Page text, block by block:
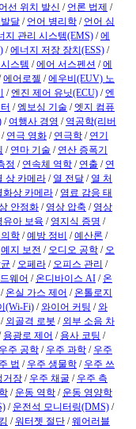
어선 위치 발신 / 언론 법제 /
달 / 언어 병리학 / 언어 심
지 관리 시스템(EMS) /에
/에너지 저장 장치(ESS) /
스템 /에어 서스펜션 /에
에어로젤 /에우비(EUV) 노
/엔진 제어 유닛(ECU) /엔
/엠보싱 기술 /엣지 컴퓨
/ 여행사 경영 / 역공학(리버
/ 연극 영화 / 연극학 / 연기
/ 연마 기술 / 연산 증폭기
정 / 연속체 역학 / 연출 / 연
상 카메라 / 열 전달 / 열 처
화상 카메라 / 염료 감응 태
안정화 / 영상 압축 / 영상
유아 보육 / 영지식 증명 /
학 /예방 정비 /예산론 /
예지 보전 / 오디오 공학 / 오
/ 오페라 / 오피스 관리 /
웨어 / 온디바이스 AI / 온
/ 온실 가스 제어 / 온톨로지
(Wi-Fi) /와이어 커팅 /와
/ 외골격 로봇 / 외부 소음 차
용광로 제어 / 용사 코팅 /
우주 공학 / 우주 과학 / 우주
법 / 우주 생물학 / 우주 쓰
거장 / 우주 채굴 / 우주 측
/ 운동 역학 / 운동 영양학
/ 운전석 모니터링(DMS) /
/워터젯 절단 /웨어러블